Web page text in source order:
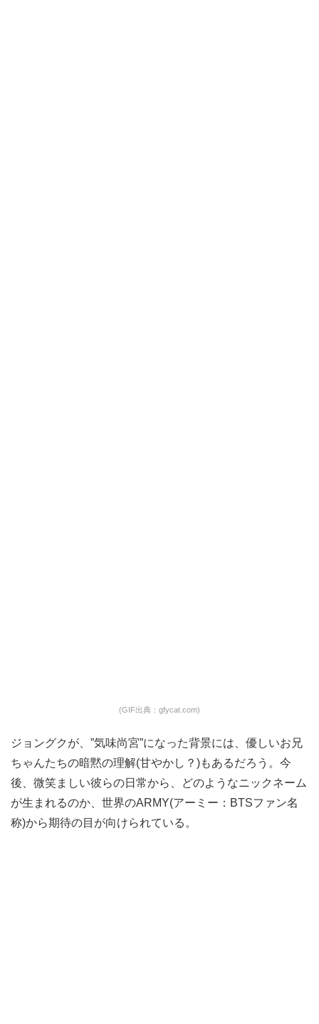
(GIF出典：gfycat.com)
ジョングクが、”気味尚宮”になった背景には、優しいお兄
ちゃんたちの暗黙の理解(甘やかし？)もあるだろう。今
後、微笑ましい彼らの日常から、どのようなニックネーム
が生まれるのか、世界のARMY(アーミー：BTSファン名
称)から期待の目が向けられている。